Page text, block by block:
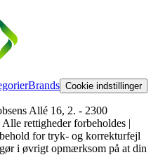
Brands Cookie indstillinger
Allé 16, 2. - 2300
rettigheder forbeholdes |
for tryk- og korrekturfejl
i øvrigt opmærksom på at din